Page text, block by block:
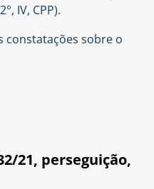
IV, CPP).
constatações sobre o
21, perseguição,